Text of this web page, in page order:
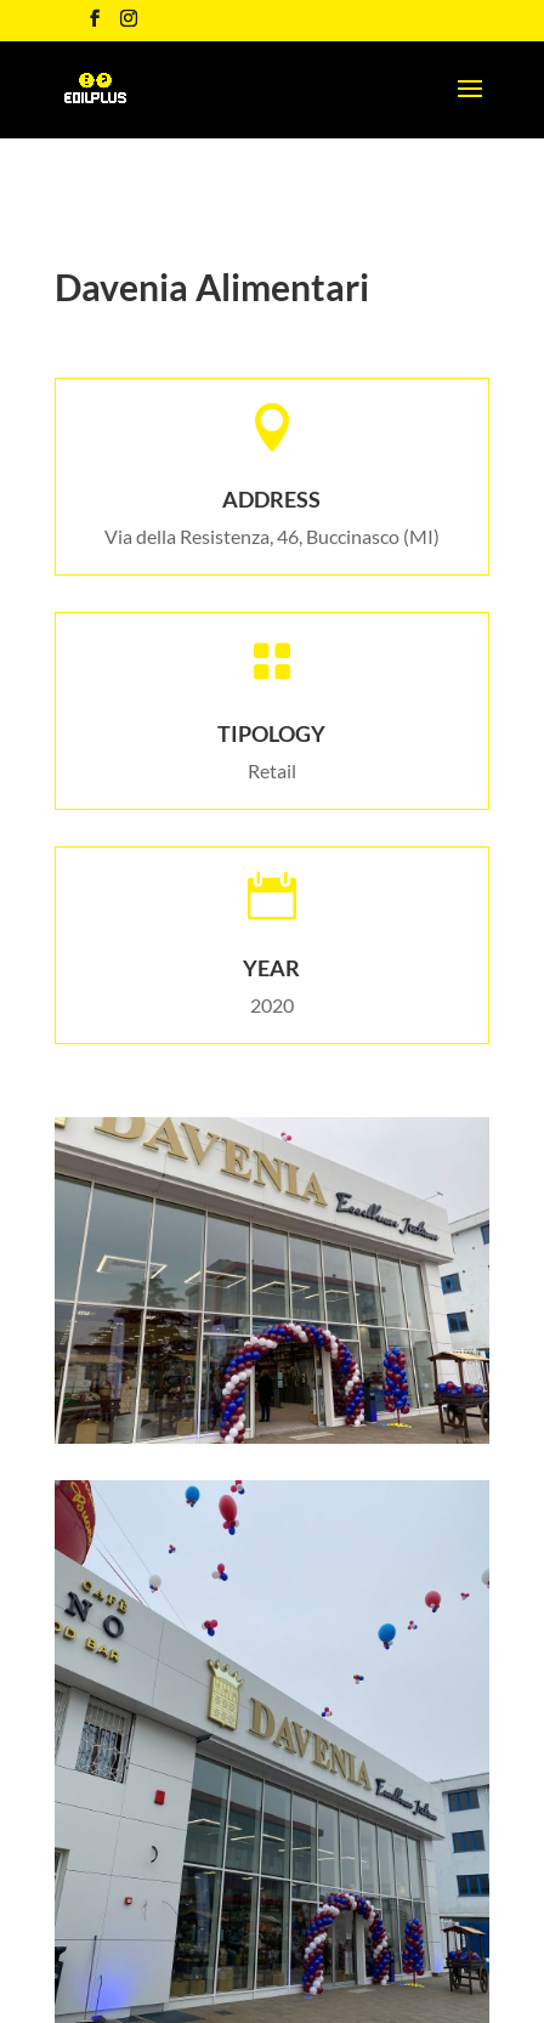
Davenia Alimentari

ADDRESS
Via della Resistenza, 46, Buccinasco (MI)

TIPOLOGY
Retail

YEAR
2020